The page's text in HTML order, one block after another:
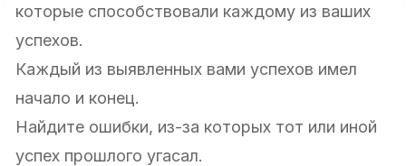
которые способствовали каждому из ваших
успехов.
Каждый из выявленных вами успехов имел
начало и конец.
Найдите ошибки, из-за которых тот или иной
успех прошлого угасал.